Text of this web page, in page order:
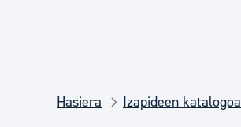
Hasiera Izapideen katalogoa